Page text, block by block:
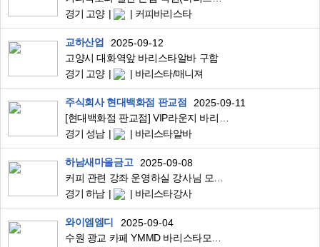
경기 고양
커피바리스타
교하산업
2025-09-12
고양시 대화역앞 바리스타알바 구함
경기 고양
바리스타/매니져
주식회사 현대백화점 판교점
2025-09-11
경기 성남
바리스타알바
하남새마을금고
2025-09-08
경기 하남
바리스타강사
와이엠엠디
2025-09-04